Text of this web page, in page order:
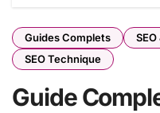
Guides Complets
SEO Technique
Guide